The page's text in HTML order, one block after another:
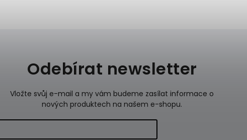
Odebírat newsletter
Vložte svůj e-mail a my vám budeme zasílat informace o
nových produktech na našem e-shopu.